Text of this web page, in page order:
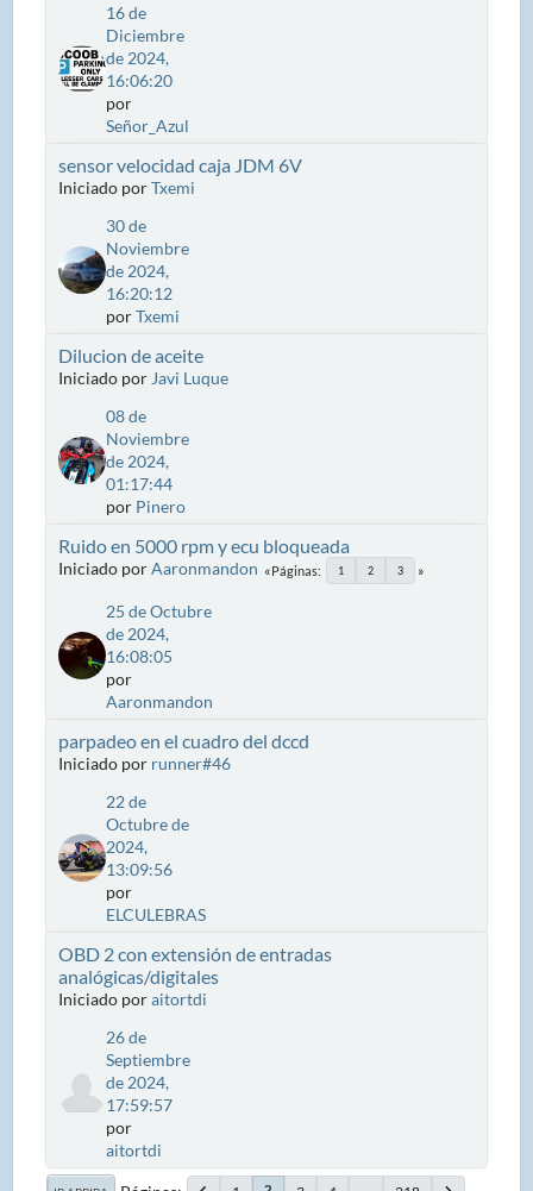
16 de
Diciembre
de 2024,
16:06:20
por
Señor_Azul
sensor velocidad caja JDM 6V
Iniciado porTxemi
30 de
Noviembre
de 2024,
16:20:12
porTxemi
Dilucion de aceite
Iniciado por Javi Luque
08 de
Noviembre
de 2024,
01:17:44
por Pinero
Ruido en 5000 rpm y ecu bloqueada
Iniciado porAaronmandon Páginas 1 2 3
25 de Octubre
de 2024,
16:08:05
por
Aaronmandon
parpadeo en el cuadro del dccd
Iniciado por runner#46
22 de
Octubre de
2024,
13:09:56
por
ELCULEBRAS
OBD 2 con extensión de entradas
analógicas/digitales
Iniciado poraitortdi
26 de
Septiembre
de 2024,
17:59:57
por
aitortdi